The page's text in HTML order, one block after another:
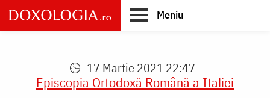
Skip
to
main
Meniu
17 Martie 2021 22:47
Episcopia Ortodoxă Română a Italiei